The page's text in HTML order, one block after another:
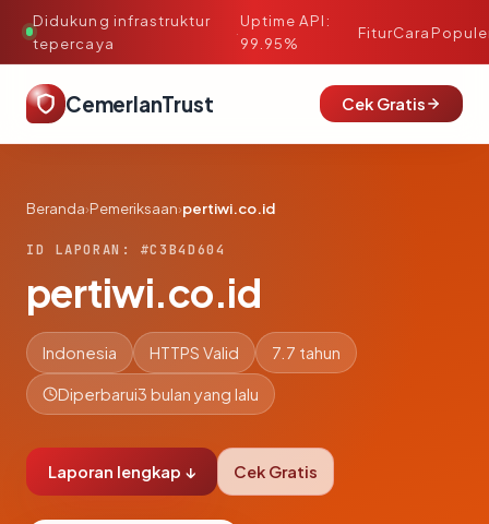
Didukung infrastruktur
tepercaya
·
Uptime API:
99.95%
FiturCara
CemerlanTrust Cek Gratis
Beranda›Pemeriksaan›pertiwi.co.id
ID LAPORAN: #C3B4D604
pertiwi.co.id
Indonesia HTTPS Valid 7.7 tahun
Diperbarui3 bulan yang lalu
Laporan lengkap ↓ Cek Gratis